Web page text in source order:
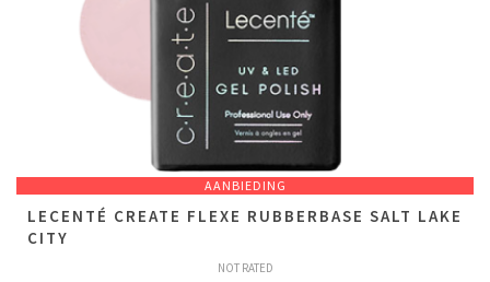
AANBIEDING
LECENTÉ CREATE FLEXE RUBBERBASE SALT LAKE
CITY
NOT RATED